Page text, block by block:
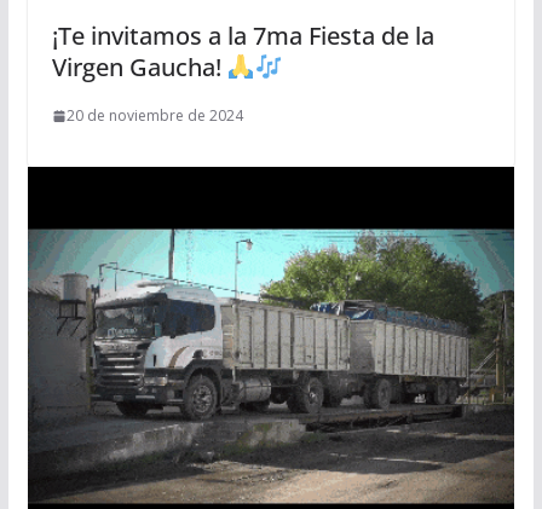
¡Te invitamos a la 7ma Fiesta de la
Virgen Gaucha!
20 de noviembre de 2024